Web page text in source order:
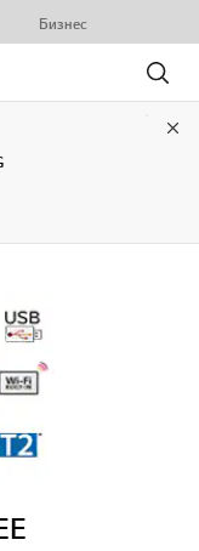
Бизнес
Поиск